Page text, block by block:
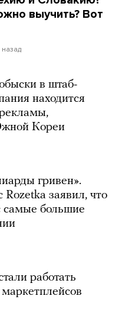
выучить? Вот
назад
в штаб-
находится
Кореи
гривен».
заявил, что
самые большие
работать